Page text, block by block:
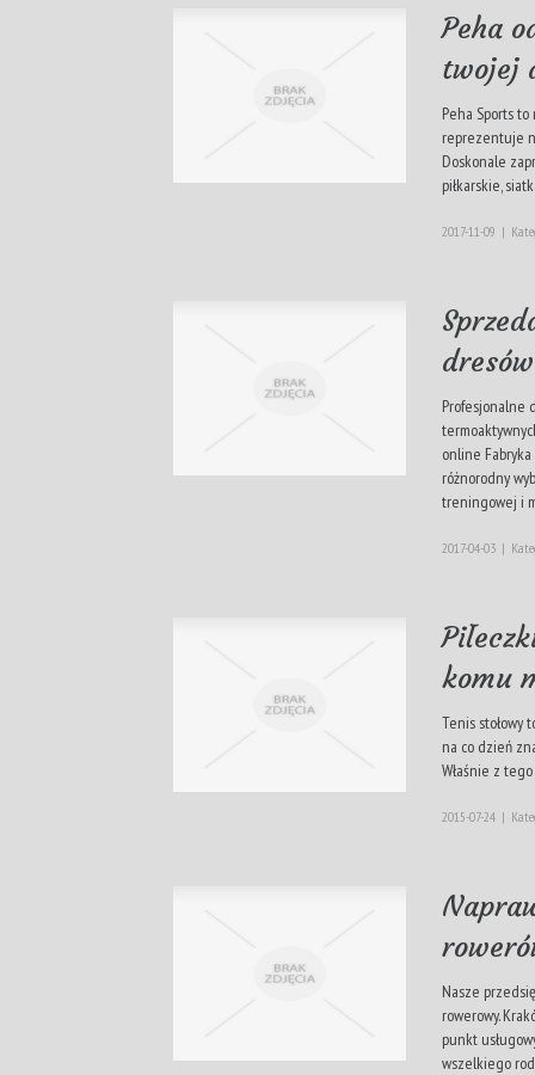
Peha
twojej
Peha Sports to
reprezentuje
Doskonale
piłkarskie,
2017-11-09 |
dresów
Profesjonalne
online
różnorodny
treningowej i
2017-04-03 |
komu
Tenis stołowy
na co dzień
Właśnie z
2015-07-24 |
Nasze
rowerowy.
punkt
wszelkiego